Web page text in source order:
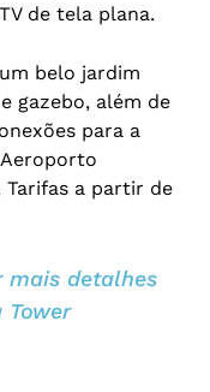
de tela plana.
belo jardim
gazebo, além de
para a
a partir de
mais detalhes
Tower